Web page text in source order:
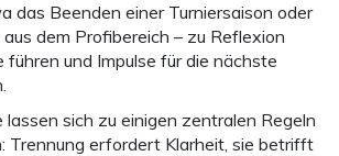
das Beenden einer Turniersaison oder
dem Profibereich – zu Reflexion
führen und Impulse für die nächste
lassen sich zu einigen zentralen Regeln
Trennung erfordert Klarheit, sie betrifft